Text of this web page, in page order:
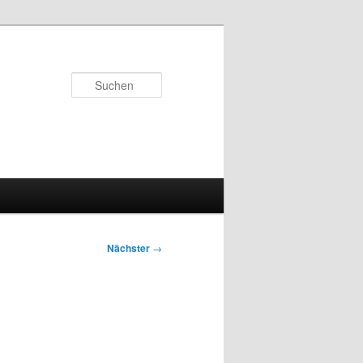
Nächster →